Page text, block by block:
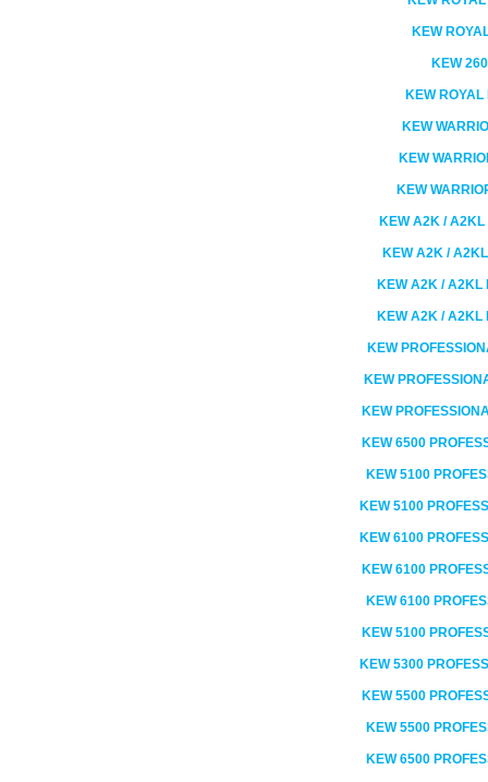
KEW
KEW
KEW ROYAL
KEW
KEW
KEW
KEWA2K / A2KL
KEWA2K / A2KL
KEWA2K / A2KL
KEWA2K / A2KL
KEW
KEW
KEW
KEW6500
KEW5100
KEW5100
KEW6100
KEW6100
KEW6100
KEW5100
KEW5300
KEW5500
KEW5500
KEW6500